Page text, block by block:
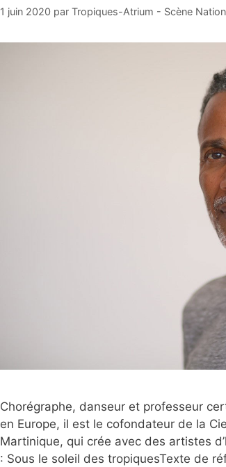
1 juin 2020 par Tropiques-Atrium - Scène
Chorégraphe, danseur et professeur
en Europe, il est le cofondateur de la
Martinique, qui crée avec des artistes
: Sous le soleil des tropiquesTexte de